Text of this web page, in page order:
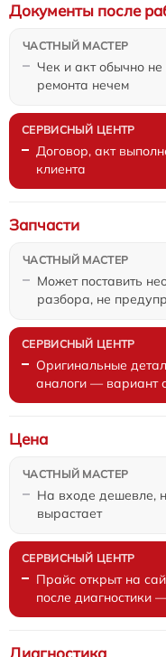
Чек и акт обычно
ремонта нечем
Документы после
Договор, акт
клиента
Может поставить
разбора, не
Запчасти
Оригинальные
аналоги — вариант
На входе дешевле,
вырастает
Цена
Прайс открыт на
после диагностики
Диагностика